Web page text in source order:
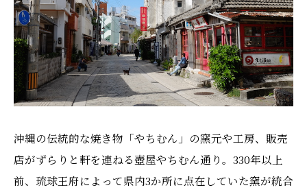
沖縄の伝統的な焼き物「やちむん」の窯元や工房、販売
店がずらりと軒を連ねる壺屋やちむん通り。330年以上
前、琉球王府によって県内3か所に点在していた窯が統合